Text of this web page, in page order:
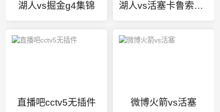
湖人vs掘金g4集锦 湖人vs活塞卡鲁索的暴扣
直播吧cctv5无插件 微博火箭vs活塞